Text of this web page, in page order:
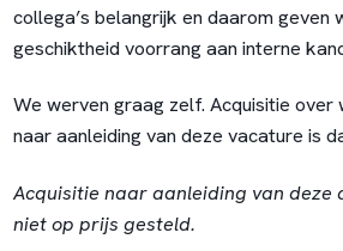
collega’s belangrijk en daarom geven
geschiktheid voorrang aan interne
We werven graag zelf. Acquisitie
naar aanleiding van deze vacature is
Acquisitie naar aanleiding van
niet op prijs gesteld.